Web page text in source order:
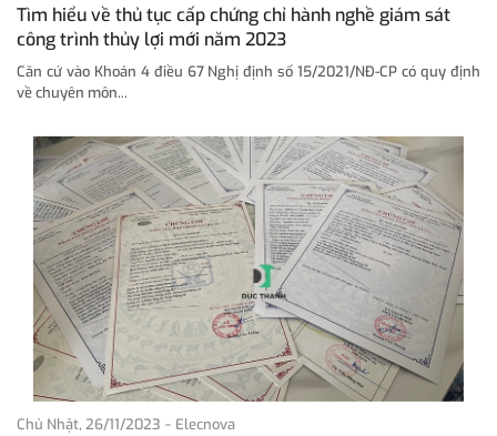
Tìm hiểu về thủ tục cấp chứng chỉ hành nghề giám sát
công trình thủy lợi mới năm 2023
Căn cứ vào Khoản 4 điều 67 Nghị định số 15/2021/NĐ-CP có quy định
về chuyên môn...
Chủ Nhật, 26/11/2023 - Elecnova